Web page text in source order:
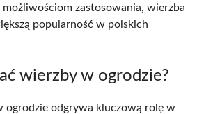
zastosowania, wierzba
popularność w polskich
wierzby w ogrodzie?
ogrodzie odgrywa kluczową rolę w